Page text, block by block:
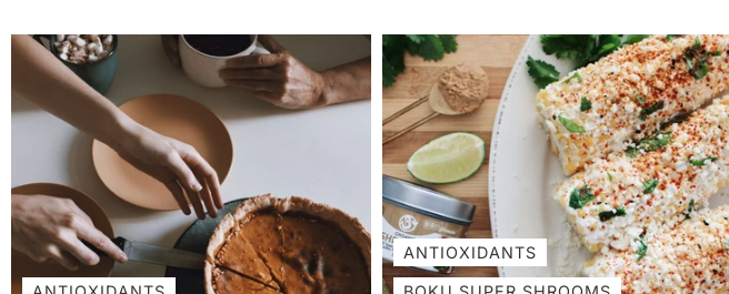
温度。 添加所有成分并搅拌直至完全混
合。用勺子舀进杯子里，在上面撒上生奶
油和肉桂粉。在杯子里坠入天堂。享受！
匙 干鼠尾草 - ½ 杯核桃或山核桃，切碎
-2茶匙 木鲜味调味料 - 海盐和新鲜胡椒
粉，适量 -新鲜磨碎的纯素帕尔马干酪 制
作干藜麦和糙米时，将 3 杯水放入中型锅
中。加入米饭和藜麦。煮滚。盖上锅盖煮
35 分钟。滤掉多余的水并用叉子弄松。
将烤箱预热至 400°F。将橡子南瓜切成两
半并去除种子。轻轻涂上橄榄油并用盐调
味。将切面朝下放在衬有羊皮纸的烤盘
上，烘烤约...
ANTIOXIDANTS